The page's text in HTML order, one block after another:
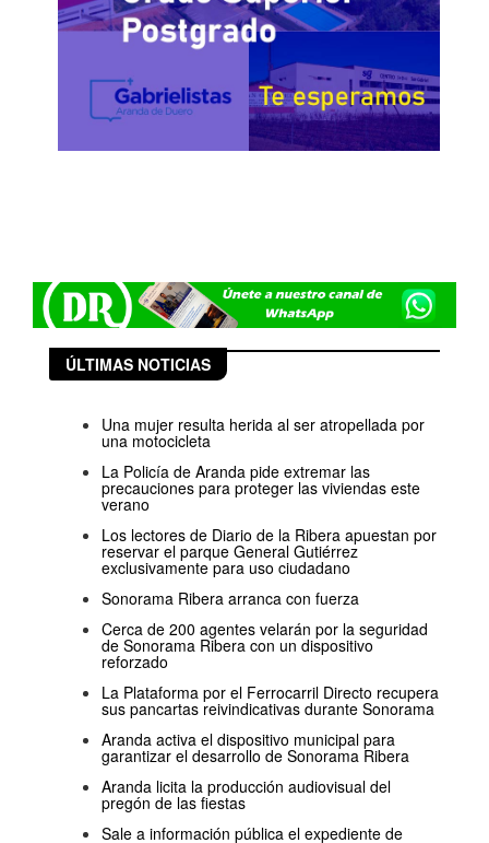
ÚLTIMAS NOTICIAS
Una mujer resulta herida al ser atropellada por
una motocicleta
La Policía de Aranda pide extremar las
precauciones para proteger las viviendas este
verano
Los lectores de Diario de la Ribera apuestan por
reservar el parque General Gutiérrez
exclusivamente para uso ciudadano
Sonorama Ribera arranca con fuerza
Cerca de 200 agentes velarán por la seguridad
de Sonorama Ribera con un dispositivo
reforzado
La Plataforma por el Ferrocarril Directo recupera
sus pancartas reivindicativas durante Sonorama
Aranda activa el dispositivo municipal para
garantizar el desarrollo de Sonorama Ribera
Aranda licita la producción audiovisual del
pregón de las fiestas
Sale a información pública el expediente de